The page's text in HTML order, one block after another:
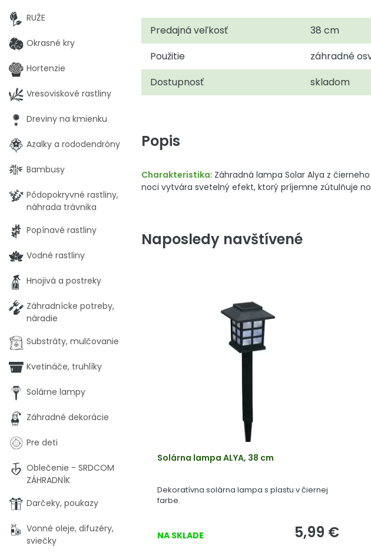
Predajná veľkosť
38 cm
Použitie
záhradné
Dostupnosť
skladom
Popis
Charakteristika: Záhradná lampa Solar Alya z
noci vytvára svetelný efekt, ktorý príjemne zútulňuje
Naposledy navštívené
Solárna lampa ALYA, 38 cm
Dekoratívna solárna lampa s plastu v čiernej
farbe.
NA SKLADE 5,99 €
RUŽE
Okrasné kry
Hortenzie
Vresoviskové rastliny
Dreviny na kmienku
Azalky a rododendróny
Bambusy
Pôdopokryvné rastliny,
náhrada trávnika
Popínavé rastliny
Vodné rastliny
Hnojivá a postreky
Záhradnícke potreby,
náradie
Substráty, mulčovanie
Kvetináče, truhlíky
Solárne lampy
Záhradné dekorácie
Pre deti
Oblečenie - SRDCOM
ZÁHRADNÍK
Darčeky, poukazy
Vonné oleje, difuzéry,
sviečky